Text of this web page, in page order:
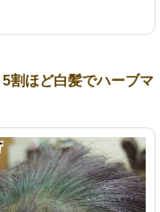
割ほど白髪でハーブマ